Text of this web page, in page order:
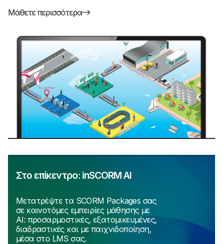
Μάθετε περισσότερα
Στο επίκεντρο: inSCORM AI
Μετατρέψτε τα SCORM Packages σας
σε καινοτόμες εμπειρίες μάθησης με
AI: προσαρμοστικές, εξατομικευμένες,
διαδραστικές και με παιχνιδοποίηση,
μέσα στο LMS σας.